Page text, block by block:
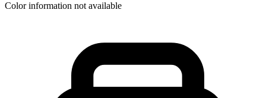
Color information not available